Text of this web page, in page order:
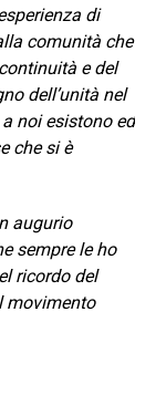
di
comunità che
e del
dell’unità nel
noi esistono ed
che si è
augurio
sempre le ho
ricordo del
movimento